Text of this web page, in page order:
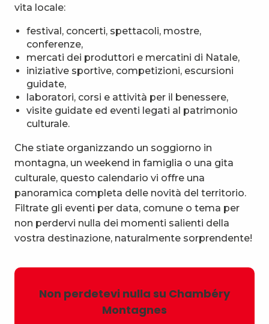
vita locale:
festival, concerti, spettacoli, mostre,
conferenze,
mercati dei produttori e mercatini di Natale,
iniziative sportive, competizioni, escursioni
guidate,
laboratori, corsi e attività per il benessere,
visite guidate ed eventi legati al patrimonio
culturale.
Che stiate organizzando un soggiorno in
montagna, un weekend in famiglia o una gita
culturale, questo calendario vi offre una
panoramica completa delle novità del territorio.
Filtrate gli eventi per data, comune o tema per
non perdervi nulla dei momenti salienti della
vostra destinazione, naturalmente sorprendente!
Non perdetevi nulla su Chambéry
Montagnes